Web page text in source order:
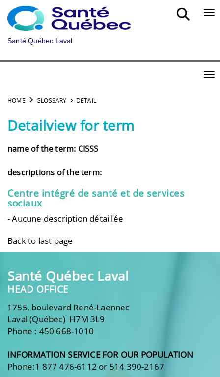
Skip to main content
Santé Québec Laval
HOME GLOSSARY DETAIL
Detailview for term
name of the term: CISSS
descriptions of the term:
Centre intégré de santé et de services
sociaux
- Aucune description détaillée
Back to last page
Santé Québec Laval
HEAD OFFICE
1755, boulevard René-Laennec
Laval (Québec) H7M 3L9
Phone : 450 668-1010
INFORMATION SERVICE FOR OUR POPULATION
Phone:1 877 476-6112 or 514 390-2167